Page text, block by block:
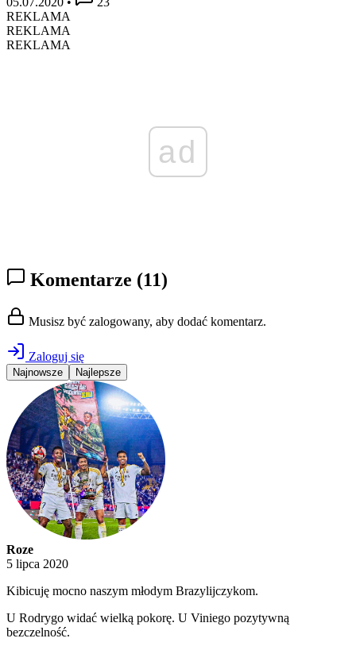
REKLAMA
REKLAMA
REKLAMA
ad
Komentarze (11)
Musisz być zalogowany, aby dodać komentarz.
Zaloguj się
Najnowsze Najlepsze
Roze
5 lipca 2020
Kibicuję mocno naszym młodym Brazylijczykom.
U Rodrygo widać wielką pokorę. U Viniego pozytywną
bezczelność.